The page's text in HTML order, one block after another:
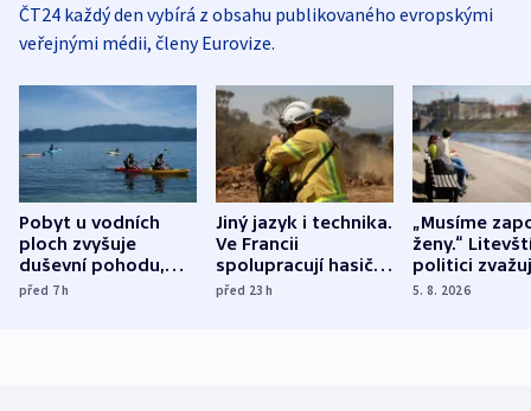
ČT24 každý den vybírá z obsahu publikovaného evropskými
veřejnými médii, členy Eurovize.
Pobyt u vodních
ploch zvyšuje
duševní pohodu,
ukázala
před 7h
Jiný jazyk i technika.
Ve Francii
spolupracují hasiči z
různých zemí
před 23h
„Musíme
ženy.“
politici
dohodu o
5. 8. 2026